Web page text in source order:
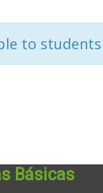
to students
Básicas